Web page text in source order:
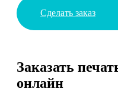
Сделать заказ
Заказать
онлайн